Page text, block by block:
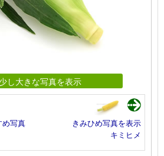
し大きな写真を表示
め写真
きみひめ写真を表示
キミヒメ